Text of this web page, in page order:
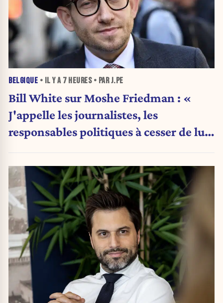
BELGIQUE • IL Y A 7 HEURES• PAR J.PE
Bill White sur Moshe Friedman : «
J'appelle les journalistes, les
responsables politiques à cesser de lui